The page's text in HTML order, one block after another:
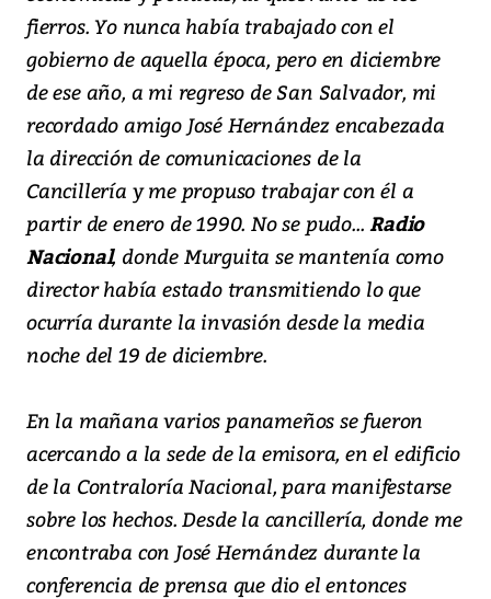
fierros. Yo nunca había trabajado con el
gobierno de aquella época, pero en diciembre
de ese año, a mi regreso de San Salvador, mi
recordado amigo José Hernández encabezada
la dirección de comunicaciones de la
Cancillería y me propuso trabajar con él a
partir de enero de 1990. No se pudo... Radio
Nacional, donde Murguita se mantenía como
director había estado transmitiendo lo que
ocurría durante la invasión desde la media
noche del 19 de diciembre.
En la mañana varios panameños se fueron
acercando a la sede de la emisora, en el edificio
de la Contraloría Nacional, para manifestarse
sobre los hechos. Desde la cancillería, donde me
encontraba con José Hernández durante la
conferencia de prensa que dio el entonces